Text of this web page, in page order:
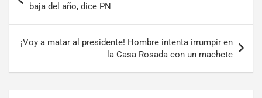
baja del año, dice PN
¡Voy a matar al presidente! Hombre intenta irrumpir en
la Casa Rosada con un machete